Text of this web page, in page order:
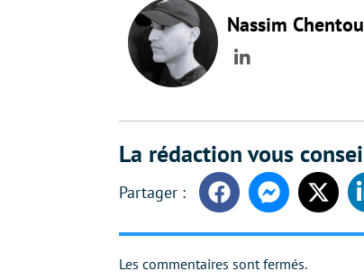
Nassim
LinkedIn
La rédaction vous
FacebookMessengerTwitter
Les commentaires sont fermés.